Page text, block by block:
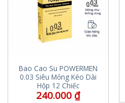
Bao Cao Su POWERMEN
0.03 Siêu Mỏng Kéo Dài
Hộp 12 Chiếc
240.000 ₫